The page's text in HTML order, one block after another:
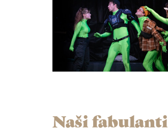
Naši fabulanti